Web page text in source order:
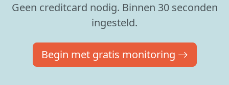
Geen creditcard nodig. Binnen 30 seconden
ingesteld.
Begin met gratis monitoring